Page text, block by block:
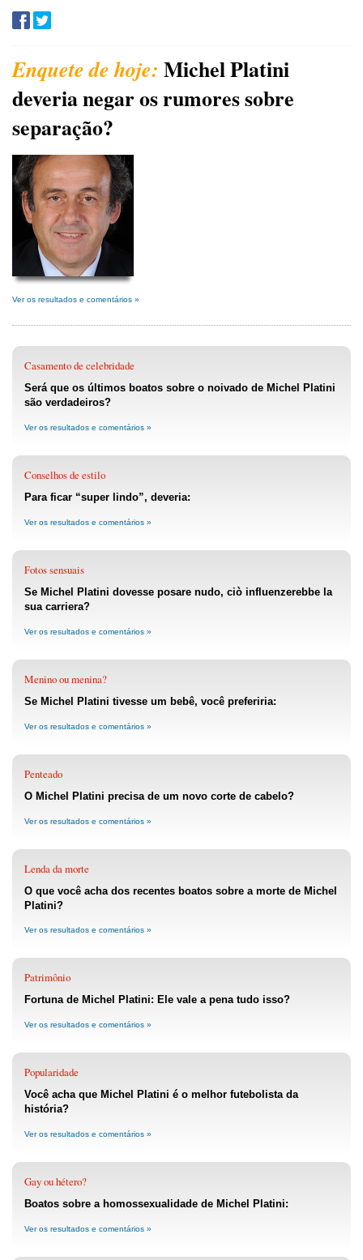
Michel Platini
deveria negar os rumores sobre
separação?
Ver os resultados e comentários »
Casamento de celebridade
Será que os últimos boatos sobre o noivado de Michel Platini
são verdadeiros?
Ver os resultados e comentários »
Conselhos de estilo
Para ficar “super lindo”, deveria:
Ver os resultados e comentários »
Fotos sensuais
Se Michel Platini dovesse posare nudo, ciò influenzerebbe la
sua carriera?
Ver os resultados e comentários »
Menino ou menina?
Se Michel Platini tivesse um bebê, você preferiria:
Ver os resultados e comentários »
Penteado
O Michel Platini precisa de um novo corte de cabelo?
Ver os resultados e comentários »
Lenda da morte
O que você acha dos recentes boatos sobre a morte de Michel
Platini?
Ver os resultados e comentários »
Patrimônio
Fortuna de Michel Platini: Ele vale a pena tudo isso?
Ver os resultados e comentários »
Popularidade
Você acha que Michel Platini é o melhor futebolista da
história?
Ver os resultados e comentários »
Gay ou hétero?
Boatos sobre a homossexualidade de Michel Platini:
Ver os resultados e comentários »